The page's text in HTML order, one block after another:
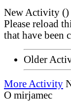
New Activity ()
Please reload
that have been
Older
More Activity
O mirjamec